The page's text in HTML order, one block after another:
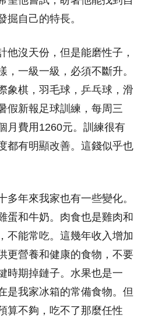
掘自己的特長。
他沒天份，但是能磨性子，
，一級一級，必須不斷升。
象棋，羽毛球，乒乓球，滑
假新報足球訓練，每周三
月費用1260元。訓練很有
都有明顯改善。這錢似乎也
多年來我家也有一些變化。
蛋和牛奶。肉食也是雞肉和
不能常吃。這幾年收入增加
更營養和健康的食物，不要
時期掉鏈子。水果也是一
是我家冰箱的常備食物。但
算不夠，吃不了那麼任性